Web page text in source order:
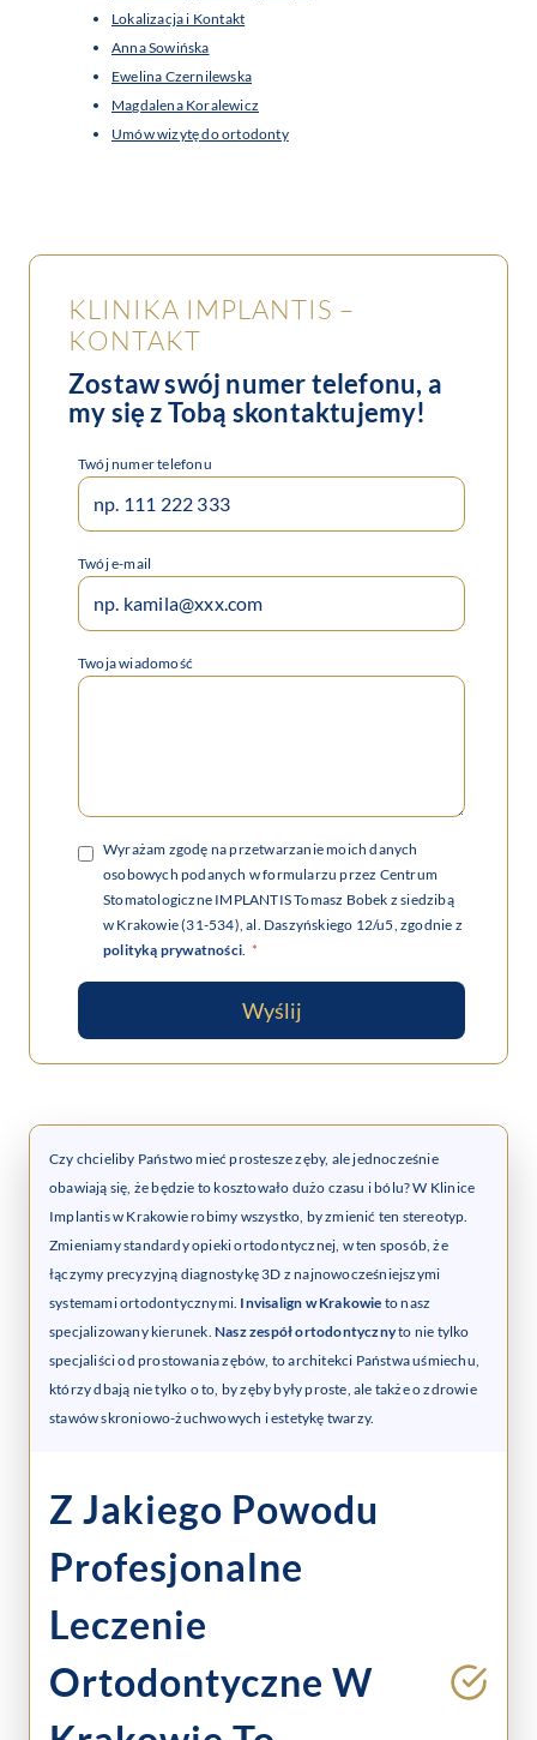
Lokalizacja i Kontakt
Anna Sowińska
Ewelina Czernilewska
Magdalena Koralewicz
Umów wizytę do ortodonty
KLINIKA IMPLANTIS –
KONTAKT
Zostaw swój numer telefonu, a
my się z Tobą skontaktujemy!
Twój numer telefonu
Twój e-mail
Twoja wiadomość
Wyrażam zgodę na przetwarzanie moich danych
osobowych podanych w formularzu przez Centrum
Stomatologiczne IMPLANTIS Tomasz Bobek z siedzibą
w Krakowie (31-534), al. Daszyńskiego 12/u5, zgodnie z
polityką prywatności *
Wyślij
Czy chcieliby Państwo mieć prostesze zęby, ale jednocześnie
obawiają się, że będzie to kosztowało dużo czasu i bólu? W Klinice
Implantis w Krakowie robimy wszystko, by zmienić ten stereotyp.
Zmieniamy standardy opieki ortodontycznej, w ten sposób, że
łączymy precyzyjną diagnostykę 3D z najnowocześniejszymi
systemami ortodontycznymi. Invisalign w Krakowie to nasz
specjalizowany kierunek. Nasz zespół ortodontycznyto nie tylko
specjaliści od prostowania zębów, to architekci Państwa uśmiechu,
którzy dbają nie tylko o to, by zęby były proste, ale także o zdrowie
stawów skroniowo-żuchwowych i estetykę twarzy.
Z Jakiego Powodu
Profesjonalne
Leczenie
Ortodontyczne W